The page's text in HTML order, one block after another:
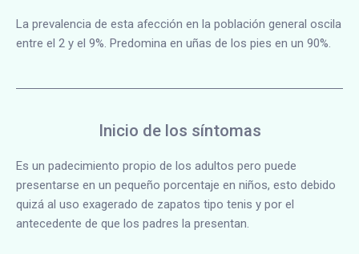
La prevalencia de esta afección en la población general oscila
entre el 2 y el 9%. Predomina en uñas de los pies en un 90%.
Inicio de los síntomas
Es un padecimiento propio de los adultos pero puede
presentarse en un pequeño porcentaje en niños, esto debido
quizá al uso exagerado de zapatos tipo tenis y por el
antecedente de que los padres la presentan.